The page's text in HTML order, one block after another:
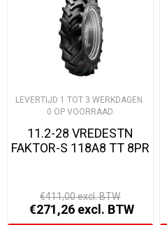
LEVERTIJD 1 TOT 3 WERKDAGEN.
0 OP VOORRAAD
11.2-28 VREDESTN
FAKTOR-S 118A8 TT 8PR
€411,00 excl. BTW
€271,26 excl. BTW